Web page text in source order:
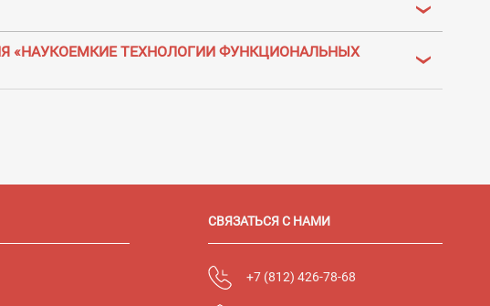
«НАУКОЕМКИЕ ТЕХНОЛОГИИ ФУНКЦИОНАЛЬНЫХ
СВЯЗАТЬСЯ С НАМИ
+7 (812) 426-78-68